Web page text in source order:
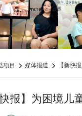
怕，不敢承担
为
项目 媒体报道 【新快
快报】为困境儿